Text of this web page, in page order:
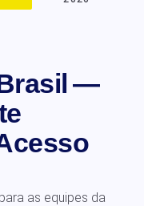
—
as equipes da